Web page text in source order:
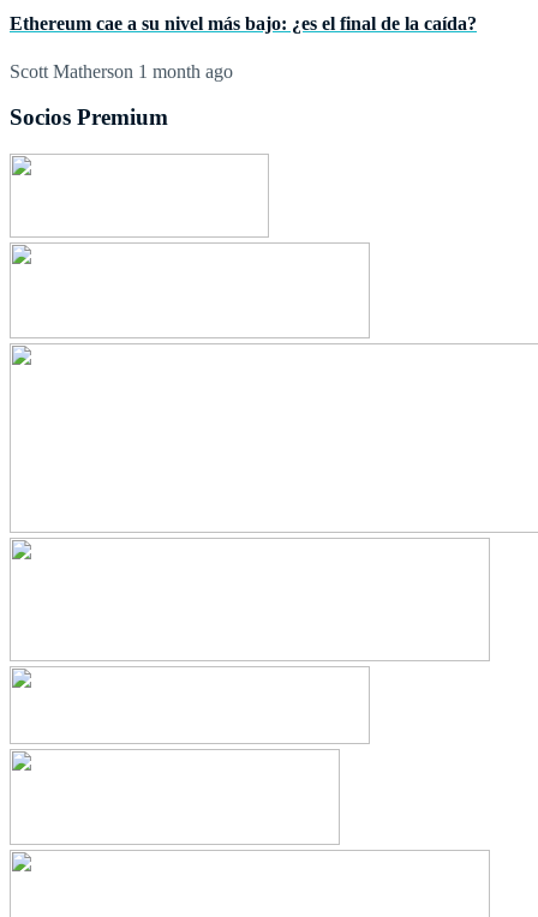
Ethereum cae a su nivel más bajo: ¿es el final de la caída?
Scott Matherson 1 month ago
Socios Premium